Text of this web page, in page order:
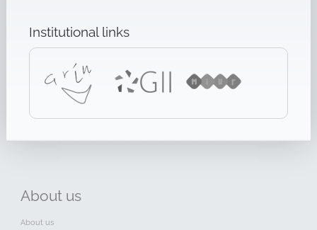
Institutional links
About us
About us